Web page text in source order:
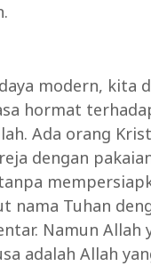
modern, kita
hormat
Ada orang
dengan
nama Tuhan
Namun Allah
adalah Allah